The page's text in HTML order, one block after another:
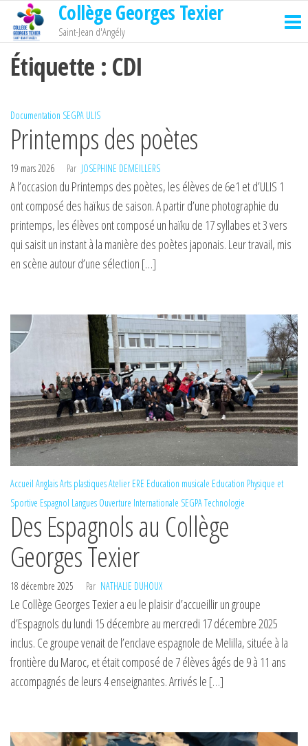
Passer
contenu
Collège Georges Texier
Saint-Jean d'Angély
Étiquette : CDI
Documentation SEGPA ULIS
Printemps des poètes
19 mars 2026 Par JOSEPHINE DEMEILLERS
A l’occasion du Printemps des poètes, les élèves de 6e1 et d’ULIS 1
ont composé des haïkus de saison. A partir d’une photographie du
printemps, les élèves ont composé un haïku de 17 syllabes et 3 vers
qui saisit un instant à la manière des poètes japonais. Leur travail, mis
en scène autour d’une sélection […]
Accueil AnglaisArts plastiquesAtelier ERE Education musicale Education Physique et
Sportive Espagnol Langues Ouverture Internationale SEGPATechnologie
Des Espagnols au Collège
Georges Texier
18 décembre 2025 Par NATHALIE DUHOUX
Le Collège Georges Texier a eu le plaisir d’accueillir un groupe
d’Espagnols du lundi 15 décembre au mercredi 17 décembre 2025
inclus. Ce groupe venait de l’enclave espagnole de Melilla, située à la
frontière du Maroc, et était composé de 7 élèves âgés de 9 à 11 ans
accompagnés de leurs 4 enseignantes. Arrivés le […]